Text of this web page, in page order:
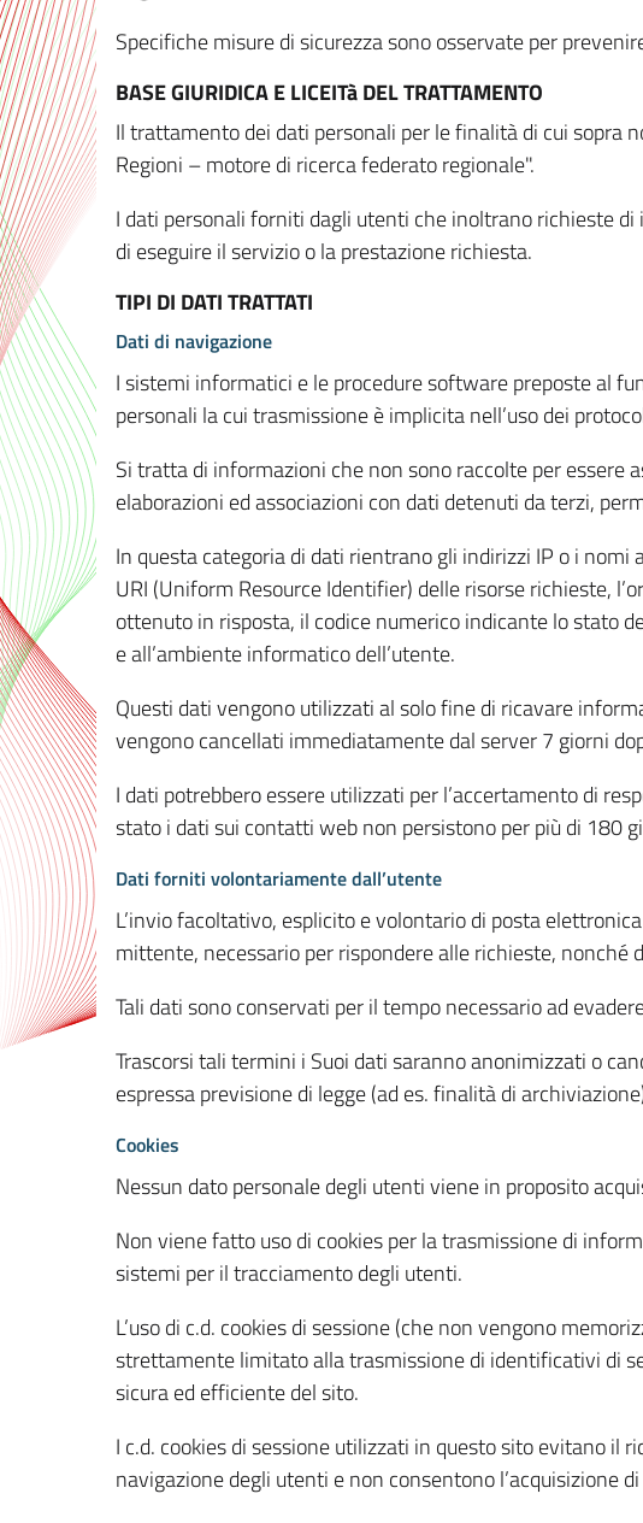
Specifiche misure di sicurezza sono osservate per
BASE GIURIDICA E LICEITà DEL TRATTAMENTO
Il trattamento dei dati personali per le finalità di cui sopra
Regioni – motore di ricerca federato regionale".
I dati personali forniti dagli utenti che inoltrano richieste
di eseguire il servizio o la prestazione richiesta.
TIPI DI DATI TRATTATI
Dati di navigazione
I sistemi informatici e le procedure software preposte al
personali la cui trasmissione è implicita nell’uso dei
Si tratta di informazioni che non sono raccolte per
elaborazioni ed associazioni con dati detenuti da terzi,
In questa categoria di dati rientrano gli indirizzi IP o i
URI (Uniform Resource Identifier) delle risorse richieste,
ottenuto in risposta, il codice numerico indicante lo stato
e all’ambiente informatico dell’utente.
Questi dati vengono utilizzati al solo fine di ricavare
vengono cancellati immediatamente dal server 7 giorni
I dati potrebbero essere utilizzati per l’accertamento di
stato i dati sui contatti web non persistono per più di 180
Dati forniti volontariamente dall’utente
L’invio facoltativo, esplicito e volontario di posta
mittente, necessario per rispondere alle richieste,
Tali dati sono conservati per il tempo necessario ad
Trascorsi tali termini i Suoi dati saranno anonimizzati o
espressa previsione di legge (ad es. finalità di
Cookies
Nessun dato personale degli utenti viene in proposito
Non viene fatto uso di cookies per la trasmissione di
sistemi per il tracciamento degli utenti.
L’uso di c.d. cookies di sessione (che non vengono
strettamente limitato alla trasmissione di identificativi di
sicura ed efficiente del sito.
I c.d. cookies di sessione utilizzati in questo sito evitano
navigazione degli utenti e non consentono l’acquisizione